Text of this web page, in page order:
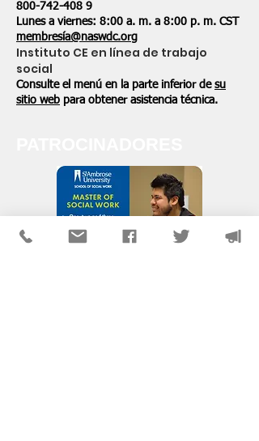
800-742-408 9
Lunes a viernes: 8:00 a. m. a 8:00 p. m. CST
membresía@naswdc.org
Instituto CE en línea de trabajo
social
Consulte el menú en la parte inferior de su
sitio web para obtener asistencia técnica.